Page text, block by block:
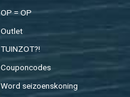
OP = OP
Out­let
TUIN­ZOT?!
Cou­pon­co­des
Word sei­zoens­ko­ning